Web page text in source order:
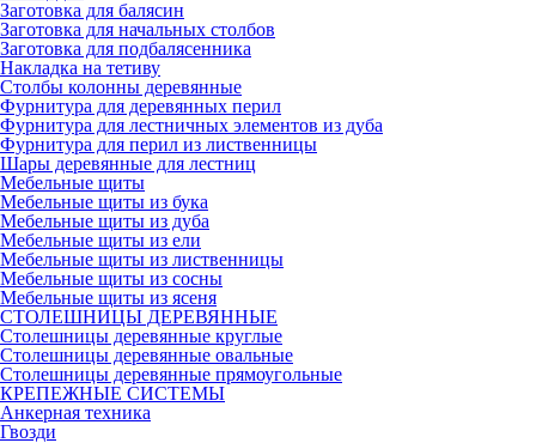
Заготовка для балясин
Заготовка для начальных столбов
Заготовка для подбалясенника
Накладка на тетиву
Столбы колонны деревянные
Фурнитура для деревянных перил
Фурнитура для лестничных элементов из дуба
Фурнитура для перил из лиственницы
Шары деревянные для лестниц
Мебельные щиты
Мебельные щиты из бука
Мебельные щиты из дуба
Мебельные щиты из ели
Мебельные щиты из лиственницы
Мебельные щиты из сосны
Мебельные щиты из ясеня
СТОЛЕШНИЦЫ ДЕРЕВЯННЫЕ
Столешницы деревянные круглые
Столешницы деревянные овальные
Столешницы деревянные прямоугольные
КРЕПЕЖНЫЕ СИСТЕМЫ
Анкерная техника
Гвозди